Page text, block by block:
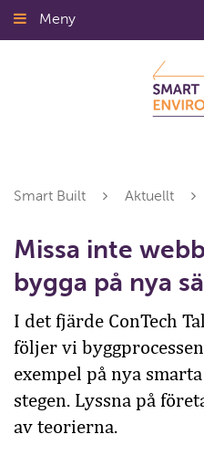
Gå
till
Meny
Smart Built Aktuellt
Missa inte
bygga på nya
I det fjärde ConTech
följer vi
exempel på nya
stegen. Lyssna på
av teorierna.